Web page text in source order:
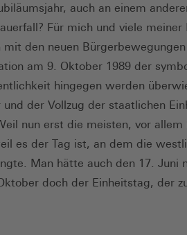
auch an einem
Für mich und viele
mit den neuen
am 9. Oktober 1989 der
hingegen werden
und der Vollzug der staatlichen
nun erst die meisten, vor
es der Tag ist, an dem die
Man hätte auch den 17. Juni
doch der Einheitstag, der